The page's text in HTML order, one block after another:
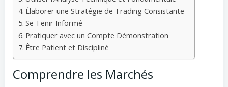
Élaborer une Stratégie de Trading Consistante
Se Tenir Informé
Pratiquer avec un Compte Démonstration
Être Patient et Discipliné
Comprendre les Marchés